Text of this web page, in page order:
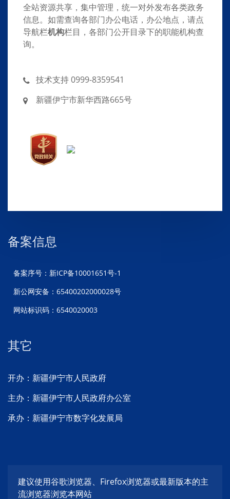
全站资源共享，集中管理，统一对外发布各类政务
信息。如需查询各部门办公电话，办公地点，请点
导航栏机构栏目，各部门公开目录下的职能机构查
询。
技术支持 0999-8359541
新疆伊宁市新华西路665号
备案信息
备案序号：新ICP备10001651号-1
新公网安备：65400202000028号
网站标识码：6540020003
其它
开办：新疆伊宁市人民政府
主办：新疆伊宁市人民政府办公室
承办：新疆伊宁市数字化发展局
建议使用谷歌浏览器、Firefox浏览器或最新版本的主
流浏览器浏览本网站